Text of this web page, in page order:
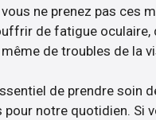
vous ne prenez pas ces
de fatigue oculaire,
de troubles de la
de prendre soin
pour notre quotidien. Si